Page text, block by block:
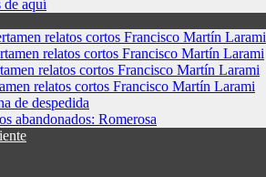
de aquí
relatos cortos Francisco Martín Larami
relatos cortos Francisco Martín Larami
relatos cortos Francisco Martín Larami
relatos cortos Francisco Martín Larami
de despedida
abandonados: Romerosa